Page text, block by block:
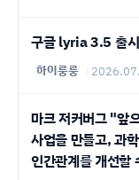
구글 lyria 3.5 출시
하이룽룽
마크 저커버그 "앞
사업을 만들고, 과
인간관계를 개선할